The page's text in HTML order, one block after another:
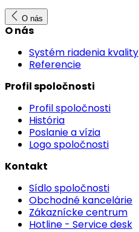
O nás
O nás
Systém riadenia kvality
Referencie
Profil spoločnosti
Profil spoločnosti
História
Poslanie a vízia
Logo spoločnosti
Kontakt
Sídlo spoločnosti
Obchodné kancelárie
Zákaznícke centrum
Hotline - Service desk